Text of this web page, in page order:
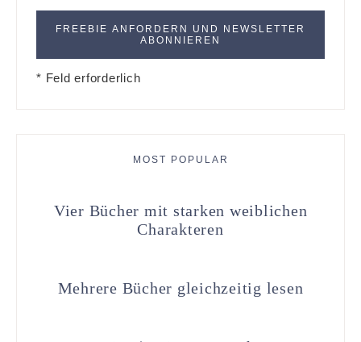
* Feld erforderlich
MOST POPULAR
Vier Bücher mit starken weiblichen
Charakteren
Mehrere Bücher gleichzeitig lesen